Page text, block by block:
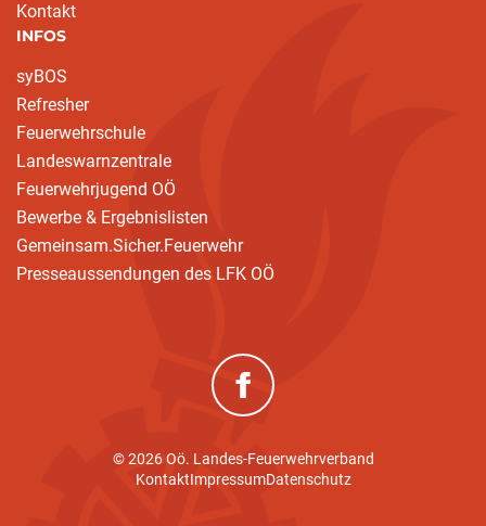
Kontakt
INFOS
syBOS
Refresher
Feuerwehrschule
Landeswarnzentrale
Feuerwehrjugend OÖ
Bewerbe & Ergebnislisten
Gemeinsam.Sicher.Feuerwehr
Presseaussendungen des LFK OÖ
(neues Fenster)
© 2026 Oö. Landes-Feuerwehrverband
KontaktImpressumDatenschutz